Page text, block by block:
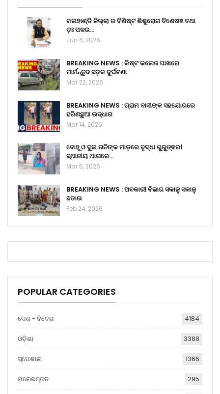
କଳାହାଣ୍ଡି ଜିଲ୍ଲା ର ବିଶିଷ୍ଟ ଶିଶୁରୋଗ ବିଶେଷଜ୍ଞ ତଥା
ଡ଼ଃ ପଳଉ…
Jun 6, 2026
BREAKING NEWS : କିଷ୍ଟ କଲେଜ ପାଖରେ
ମାର୍ମନ୍ତୁଦ ସଡ଼କ ଦୁର୍ଘଟଣା
Mar 22, 2026
BREAKING NEWS : ଗ୍ରାମ ବାସୀଙ୍କ ସହଯୋଗରେ
ହରିଣଛୁଆ ଉଦ୍ଧାର
Mar 14, 2026
ବୋହୂ ଓ ଦୁଇ ନାତିଙ୍କ ମାଡ଼ରେ ବୃଦ୍ଧା ଗୁରୁତ୍ଵର।
ସ୍ଥାନୀୟ ଥାନାରେ…
Mar 6, 2026
BREAKING NEWS : ଅବକାରୀ ବିଭାଗ ସକାଳୁ ସକାଳୁ
ଛଡାଉ
Feb 24, 2026
POPULAR CATEGORIES
ଦେଶ - ବିଦେଶ 4184
ଓଡ଼ିଶା 3388
ସ୍ପେଶାଲ 1366
ମନୋରଞ୍ଜନ 295